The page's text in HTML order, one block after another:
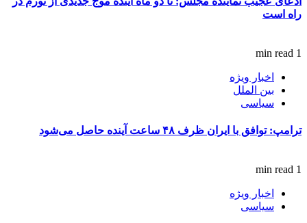
راه است
1 min read
اخبار ویژه
بین الملل
سیاسی
ترامپ: توافق با ایران ظرف ۴۸ ساعت آینده حاصل می‌شود
1 min read
اخبار ویژه
سیاسی